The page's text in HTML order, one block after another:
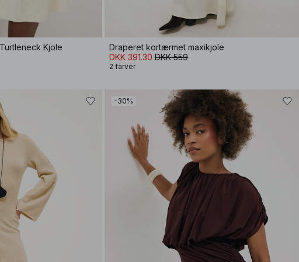
Kjole
Draperet kortærmet maxikjole
DKK 391.30 DKK 559
2 farver
-30%